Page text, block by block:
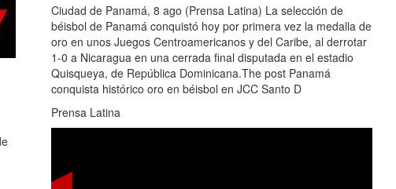
Ciudad de Panamá, 8 ago (Prensa Latina) La selección de
béisbol de Panamá conquistó hoy por primera vez la medalla de
oro en unos Juegos Centroamericanos y del Caribe, al derrotar
1-0 a Nicaragua en una cerrada final disputada en el estadio
Quisqueya, de República Dominicana.The post Panamá
conquista histórico oro en béisbol en JCC Santo D
Prensa Latina